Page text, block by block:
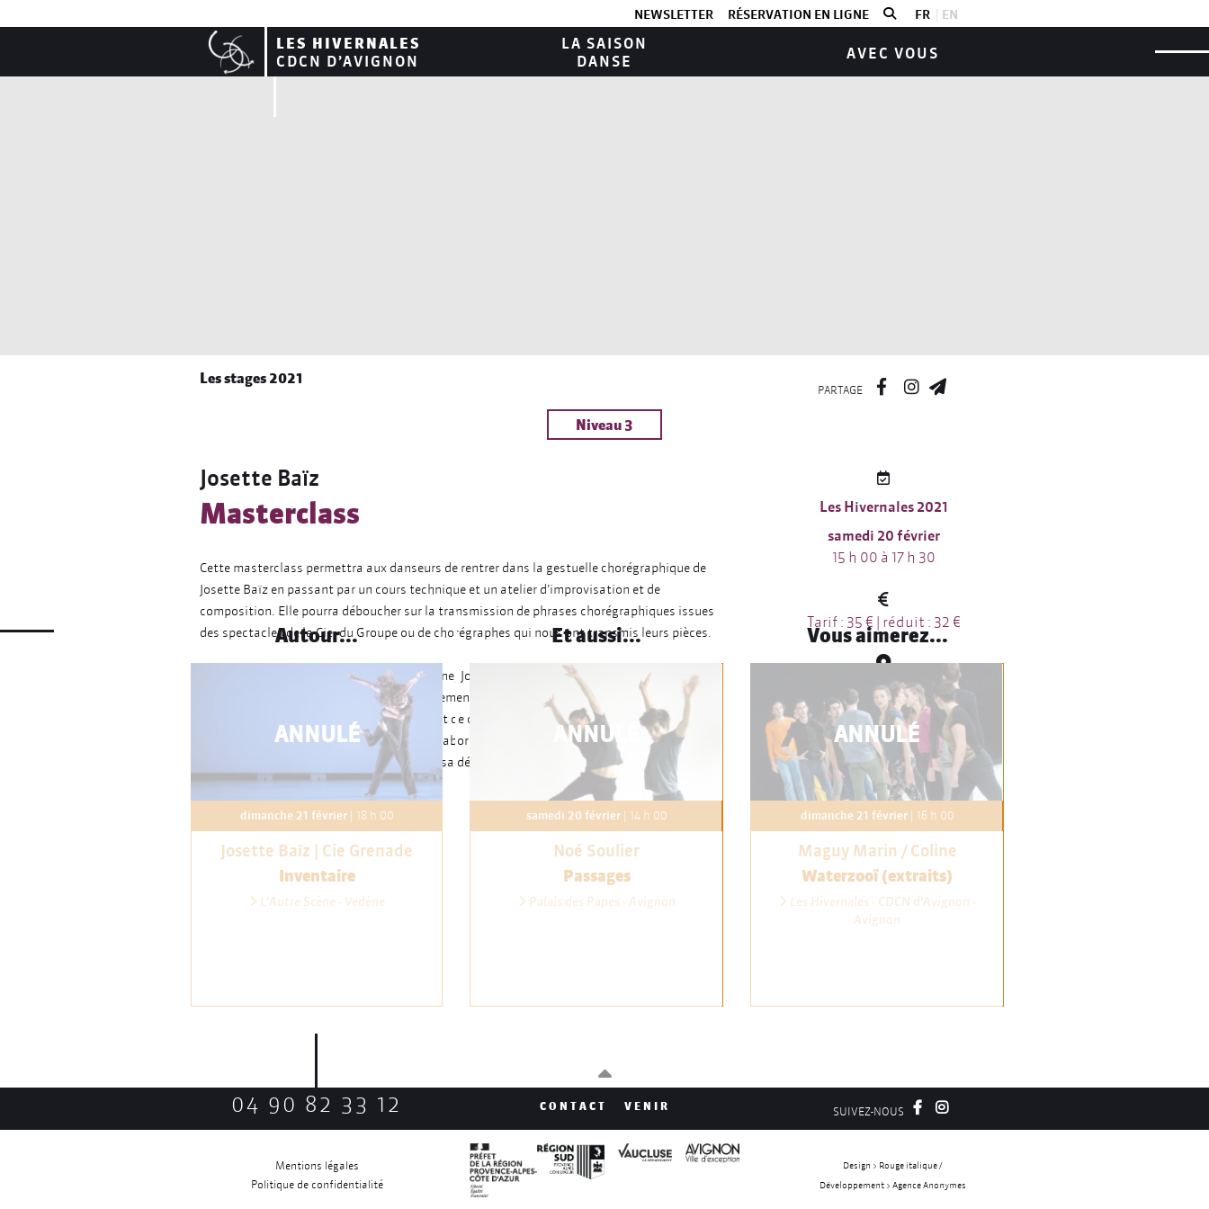
NEWSLETTER RÉSERVATION EN LIGNE FR EN
LES HIVERNALES
CDCN D’AVIGNON
LA SAISON
DANSE
AVEC VOUS
Les stages 2021
PARTAGE
Niveau 3
Josette Baïz
Masterclass
Cette masterclass permettra aux danseurs de rentrer dans la gestuelle chorégraphique de
Josette Baïz en passant par un cours technique et un atelier d’improvisation et de
composition. Elle pourra déboucher sur la transmission de phrases chorégraphiques issues
des spectacles de la Cie, du Groupe ou de chorégraphes qui nous ont transmis leurs pièces.
À partir d’une base technique contemporaine, Josette Baïz développera l’aisance gestuelle
grâce à un travail de pression au sol, d’étirements et de relâchement de la tension, tout en
proposant une large part d’improvisation et de composition dans le but de donner aux
participants les clés de leur créativité. Elle abordera également les diverses techniques du
métissage chorégraphique qui caractérise sa démarche, avec notamment, une approche
particulière du hip-hop.
Les Hivernales 2021
samedi 20 février
15 h 00 à 17 h 30
Tarif : 35 € | réduit : 32 €
Conservatoire Site Ferruce
Avignon
Itinéraire
Autour...
ANNULÉ
dimanche 21 février| 18 h 00
Josette Baïz | Cie Grenade
Inventaire
L'Autre Scène - Vedène
Et aussi...
ANNULÉ
samedi 20 février| 14 h 00
Noé Soulier
Passages
Palais des Papes - Avignon
Vous aimerez...
ANNULÉ
dimanche 21 février| 16 h 00
Maguy Marin / Coline
Waterzooï (extraits)
Les Hivernales - CDCN d'Avignon -
Avignon
04 90 82 33 12 CONTACT VENIR SUIVEZ-NOUS
Mentions légales
Politique de confidentialité
Design > Rouge italique /
Développement > Agence Anonymes